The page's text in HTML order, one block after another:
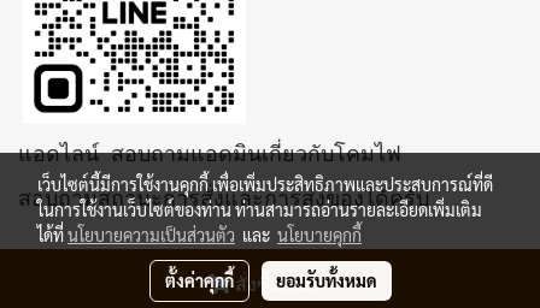
สั่งซื้อสินค้า
แอดไลน์ สอบถามแอดมินเกี่ยวกับโคมไฟ
สอบถามสถานะการสั่งและการส่งของได้ครับ
เว็บไซต์นี้มีการใช้งานคุกกี้ เพื่อเพิ่มประสิทธิภาพและประสบการณ์ที่ดี
ในการใช้งานเว็บไซต์ของท่าน ท่านสามารถอ่านรายละเอียดเพิ่มเติม
ได้ที่นโยบายความเป็นส่วนตัว และ นโยบายคุกกี้
ตั้งค่าคุกกี้ ยอมรับทั้งหมด